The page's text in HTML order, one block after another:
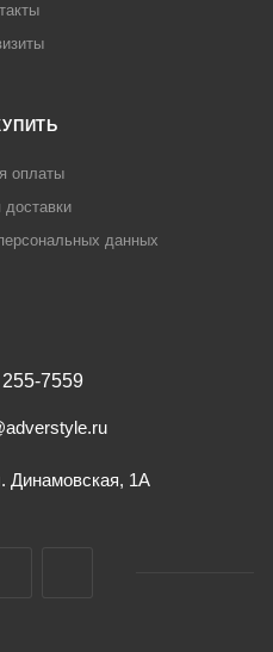
оплаты
доставки
данных
7559
Динамовская, 1А